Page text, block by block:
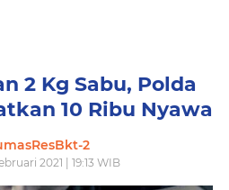
2 Kg Sabu, Polda
10 Ribu Nyawa
2
2021 | 19:13 WIB